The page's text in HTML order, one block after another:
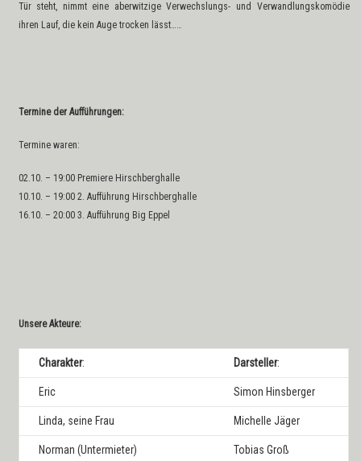
Tür steht, nimmt eine aberwitzige Verwechslungs- und Verwandlungskomödie
ihren Lauf, die kein Auge trocken lässt……
Termine der Aufführungen:
Termine waren:
02.10. – 19:00 Premiere Hirschberghalle
10.10. – 19:00 2. Aufführung Hirschberghalle
16.10. – 20:00 3. Aufführung Big Eppel
Unsere Akteure:
Charakter: Darsteller:
Eric Simon Hinsberger
Linda, seine Frau Michelle Jäger
Norman (Untermieter) Tobias Groß